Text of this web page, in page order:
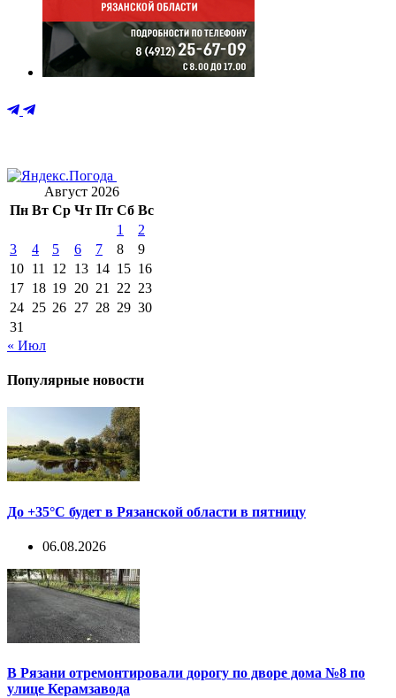
Август 2026
Пн Вт Ср Чт Пт Сб Вс
1
2
3
4 5 6 7 8
9
10 11 12 13 14 15 16
17 18 19 20 21 22 23
24 25 26 27 28 29 30
31
« Июл
Популярные новости
До +35°С будет в Рязанской области в пятницу
06.08.2026
В Рязани отремонтировали дорогу по дворе дома №8 по
улице Керамзавода